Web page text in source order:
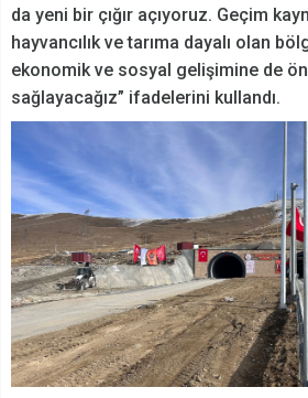
da yeni bir çığır açıyoruz. Geçim
hayvancılık ve tarıma dayalı olan
ekonomik ve sosyal gelişimine de
sağlayacağız” ifadelerini kullandı.